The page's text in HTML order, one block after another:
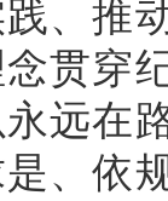
、推
贯穿
远在
、依